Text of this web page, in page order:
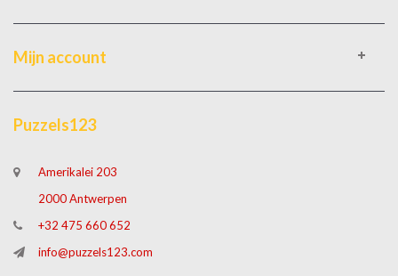
Mijn account
Puzzels123
Amerikalei 203
2000 Antwerpen
+32 475 660 652
info@puzzels123.com